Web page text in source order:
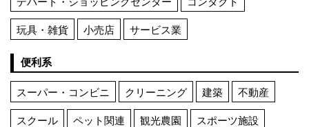
玩具・雑貨
小売店 サービス業
便利系
スーパー・コンビニ クリーニング 建築
不動産
スクール
ペット関連 観光農園 スポーツ施設